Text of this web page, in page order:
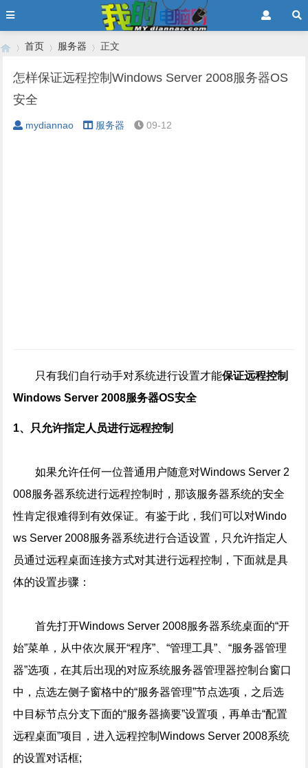
›
首页 服务器 正文
怎样保证远程控制Windows Server 2008服务器OS
安全
mydiannao 服务器 09-12
只有我们自行动手对系统进行设置才能保证远程控制
Windows Server 2008服务器OS安全
1、只允许指定人员进行远程控制
如果允许任何一位普通用户随意对Windows Server 2
008服务器系统进行远程控制时，那该服务器系统的安全
性肯定很难得到有效保证。有鉴于此，我们可以对Windo
ws Server 2008服务器系统进行合适设置，只允许指定人
员通过远程桌面连接方式对其进行远程控制，下面就是具
体的设置步骤：
首先打开Windows Server 2008服务器系统桌面的“开
始”菜单，从中依次展开“程序”、“管理工具”、“服务器管理
器”选项，在其后出现的对应系统服务器管理器控制台窗口
中，点选左侧子窗格中的“服务器管理”节点选项，之后选
中目标节点分支下面的“服务器摘要”设置项，再单击“配置
远程桌面”项目，进入远程控制Windows Server 2008系统
的设置对话框;